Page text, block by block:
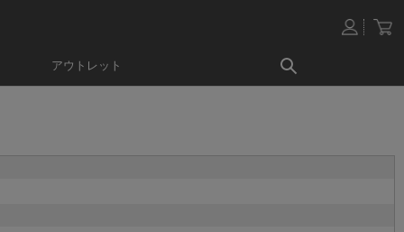
アウトレット